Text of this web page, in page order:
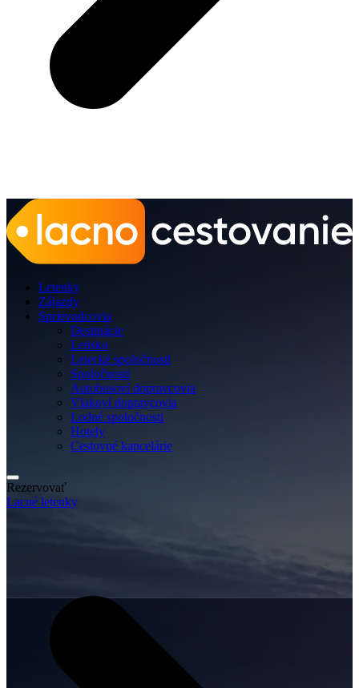
Letenky
Zájazdy
Sprievodcovia
Destinácie
Letisko
Letecké spoločnosti
Spoločnosti
Autobusoví dopravcovia
Vlakoví dopravcovia
Lodné spoločnosti
Hotely
Cestovné kancelárie
Rezervovať
Lacné letenky